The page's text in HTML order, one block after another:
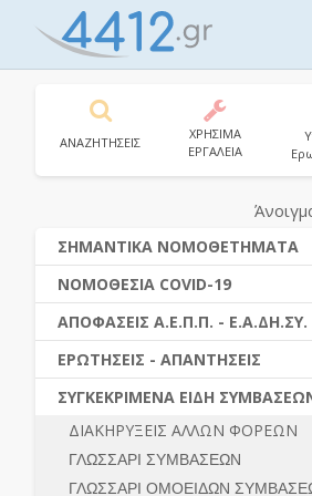
ΑΝΑΖΗΤΗΣΕΙΣ
ΧΡΗΣΙΜΑ
ΕΡΓΑΛΕΙΑ
ΣΗΜΑΝΤΙΚΑ ΝΟΜΟΘΕΤΗΜΑΤΑ
ΔΗΜΟΣΙΕΣ ΣΥΜΒΑΣΕΙΣ (Ν. 4412/
ΔΗΜΟΤΙΚΟΣ ΚΩΔΙΚΑΣ (Ν.3463/
ΚΑΛΛΙΚΡΑΤΗΣ (Ν.3852/2010)
ΝΟΜΟΘΕΣΙΑ - ΝΟΜΟΛΟΓΙΑ
ΝΟΜΟΘΕΣΙΑ COVID-19
ΝΟΜΟΘΕΣΙΑ - ΝΟΜΟΛΟΓΙΑ
ΕΡΩΤΗΣΕΙΣ - ΑΠΑΝΤΗΣΕΙΣ
ΑΠΟΦΑΣΕΙΣ Α.Ε.Π.Π. - Ε.Α.ΔΗ.ΣΥ.
ΠΡΟΔΙΚΑΣΤΙΚΗ ΠΡΟΣΦΥΓΗ
ΓΕΝΙΚΟΙ ΚΑΝΟΝΕΣ
ΔΙΚΑΙΟΥΜΕΝΟΙ ΣΥΜΜΕΤΟΧΗΣ
ΠΡΟΣΦΟΡΕΣ – ΔΙΚΑΙΟΛΟΓΗΤΙΚΑ
ΣΥΜΜΕΤΟΧΗΣ
ΕΡΩΤΗΣΕΙΣ - ΑΠΑΝΤΗΣΕΙΣ
Ν. 4782/2021 - ΤΡΟΠΟΠΟΙΗΣΗ
4412/2016
ΔΙΕΞΑΓΩΓΗ ΔΙΑΔΙΚΑΣΙΑΣ
ΔΙΑΔΙΚΑΣΙΕΣ ΑΝΑΘΕΣΗΣ
ΣΥΓΚΕΚΡΙΜΕΝΑ ΕΙΔΗ
ΔΙΑΚΗΡΥΞΕΙΣ ΑΛΛΩΝ ΦΟΡΕΩΝ
ΓΛΩΣΣΑΡΙ ΣΥΜΒΑΣΕΩΝ
ΓΛΩΣΣΑΡΙ ΟΜΟΕΙΔΩΝ